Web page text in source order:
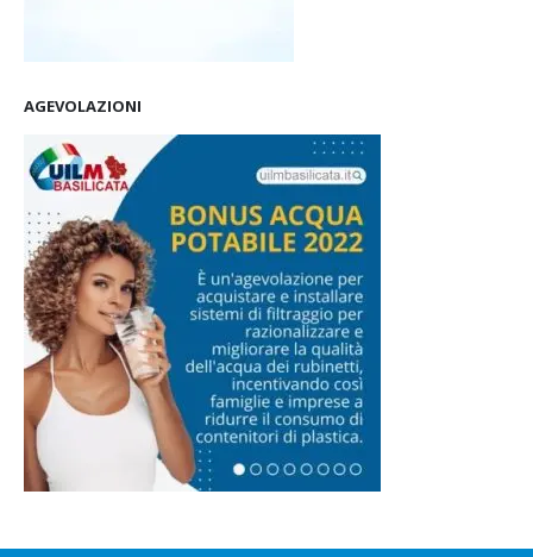
AGEVOLAZIONI